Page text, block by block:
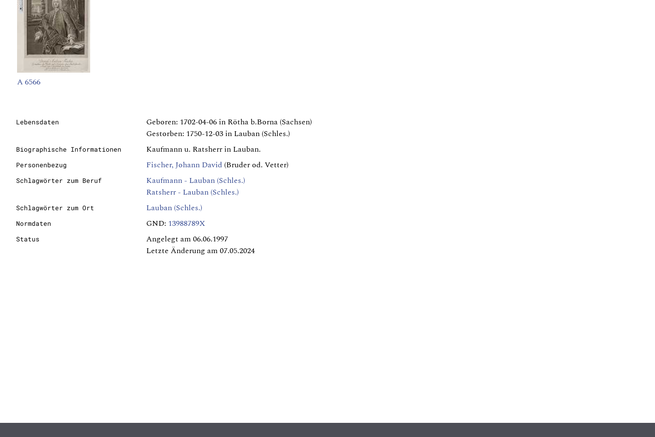
A 6566
Lebensdaten
Geboren: 1702-04-06 in Rötha b.Borna (Sachsen)
Gestorben: 1750-12-03 in Lauban (Schles.)
Biographische Informationen Kaufmann u. Ratsherr in Lauban.
Personenbezug Fischer, Johann David (Bruder od. Vetter)
Schlagwörter zum Beruf
Kaufmann - Lauban (Schles.)
Ratsherr - Lauban (Schles.)
Schlagwörter zum Ort Lauban (Schles.)
Normdaten GND: 13988789X
Status
Angelegt am 06.06.1997
Letzte Änderung am 07.05.2024